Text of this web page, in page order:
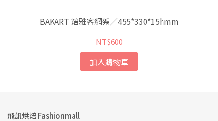
BAKART 焙雅客網架／455*330*15hmm
NT$600
加入購物車
飛訊烘焙 Fashionmall